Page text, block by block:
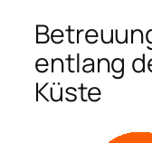
entlang
Küste